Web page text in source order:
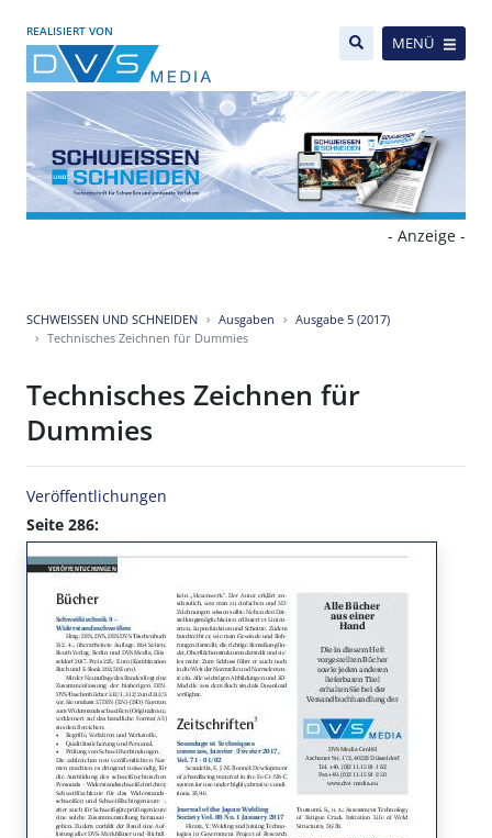
REALISIERT VON
MENÜ
- Anzeige -
SCHWEISSEN UND SCHNEIDEN Ausgaben
Ausgabe 5 (2017)
Technisches Zeichnen für Dummies
Technisches Zeichnen für
Dummies
Veröffentlichungen
Seite 286: